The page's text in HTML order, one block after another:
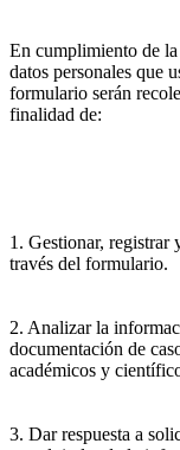
En cumplimiento de
datos personales que
formulario serán
finalidad de:
1. Gestionar, registrar
través del formulario.
2. Analizar la
documentación de
académicos y
3. Dar respuesta a